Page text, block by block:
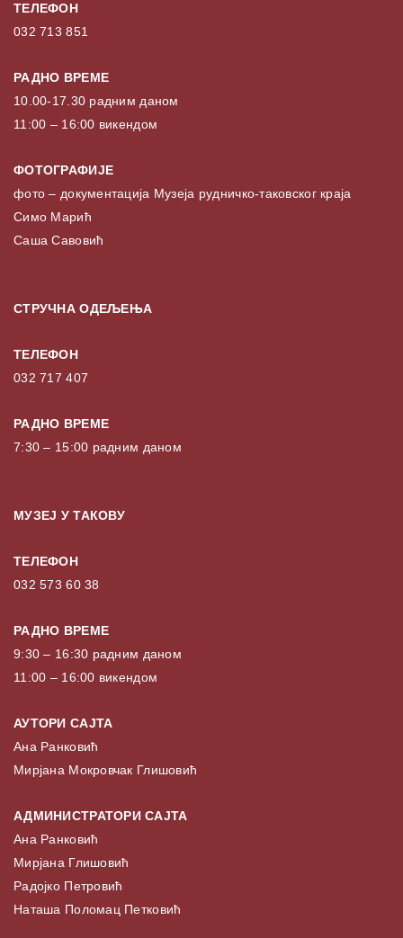
ТЕЛЕФОН
032 713 851
РАДНО ВРЕМЕ
10.00-17.30 радним даном
11:00 – 16:00 викендом
ФОТОГРАФИЈЕ
фото – документација Музеја рудничко-таковског краја
Симо Марић
Саша Савовић
СТРУЧНА ОДЕЉЕЊА
ТЕЛЕФОН
032 717 407
РАДНО ВРЕМЕ
7:30 – 15:00 радним даном
МУЗЕЈ У ТАКОВУ
ТЕЛЕФОН
032 573 60 38
РАДНО ВРЕМЕ
9:30 – 16:30 радним даном
11:00 – 16:00 викендом
АУТОРИ САЈТА
Ана Ранковић
Мирјана Мокровчак Глишовић
АДМИНИСТРАТОРИ САЈТА
Ана Ранковић
Мирјана Глишовић
Радојко Петровић
Наташа Поломац Петковић